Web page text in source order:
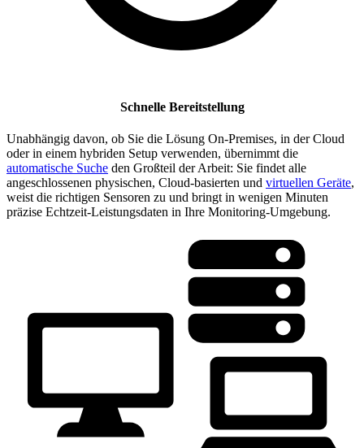
Schnelle Bereitstellung
Unabhängig davon, ob Sie die Lösung On-Premises, in der Cloud
oder in einem hybriden Setup verwenden, übernimmt die
automatische Suche den Großteil der Arbeit: Sie findet alle
angeschlossenen physischen, Cloud-basierten und virtuellen Geräte,
weist die richtigen Sensoren zu und bringt in wenigen Minuten
präzise Echtzeit-Leistungsdaten in Ihre Monitoring-Umgebung.